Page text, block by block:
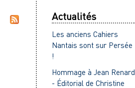
Actualités
Les anciens Cahiers
Nantais sont sur Persée
!
Hommage à Jean Renard
- Éditorial de Christine